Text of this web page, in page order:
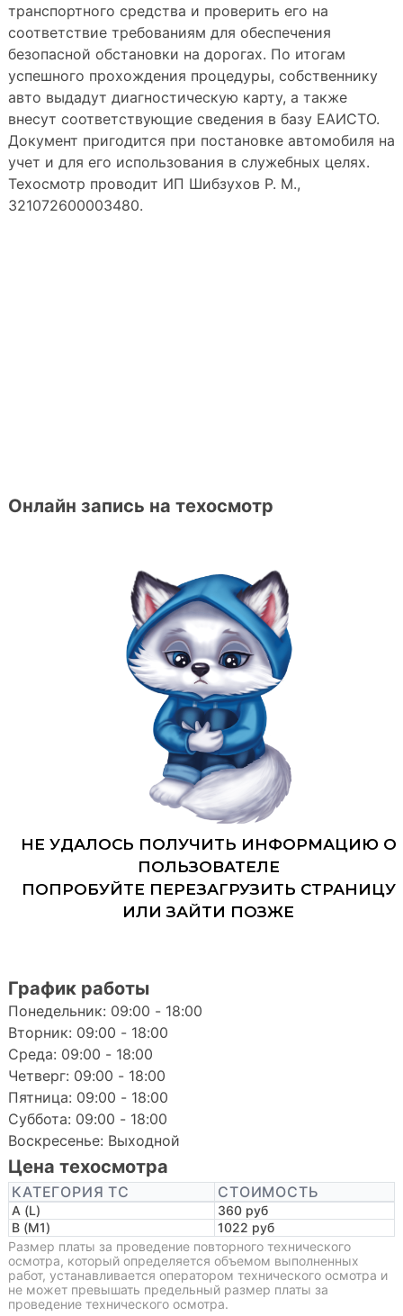
транспортного средства и проверить его на
соответствие требованиям для обеспечения
безопасной обстановки на дорогах. По итогам
успешного прохождения процедуры, собственнику
авто выдадут диагностическую карту, а также
внесут соответствующие сведения в базу ЕАИСТО.
Документ пригодится при постановке автомобиля на
учет и для его использования в служебных целях.
Техосмотр проводит ИП Шибзухов Р. М.,
321072600003480.
Онлайн запись на техосмотр
График работы
Понедельник: 09:00 - 18:00
Вторник: 09:00 - 18:00
Среда: 09:00 - 18:00
Четверг: 09:00 - 18:00
Пятница: 09:00 - 18:00
Суббота: 09:00 - 18:00
Воскресенье: Выходной
Цена техосмотра
КАТЕГОРИЯ ТС СТОИМОСТЬ
A (L)
360 руб
B (M1)
1022 руб
Размер платы за проведение повторного технического
осмотра, который определяется объемом выполненных
работ, устанавливается оператором технического осмотра и
не может превышать предельный размер платы за
проведение технического осмотра.